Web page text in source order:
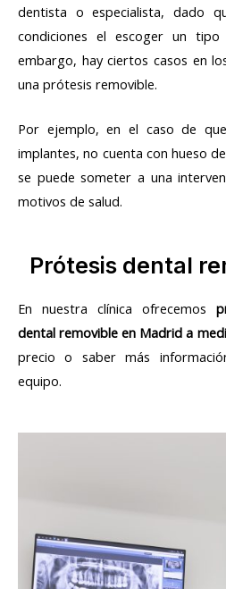
dentista o especialista, dado
condiciones el escoger un
embargo, hay ciertos casos en
una prótesis removible.
Por ejemplo, en el caso de
implantes, no cuenta con hueso
se puede someter a una
motivos de salud.
Prótesis dental
En nuestra clínica ofrecemos
dental removible en Madrid a
precio o saber más
equipo.